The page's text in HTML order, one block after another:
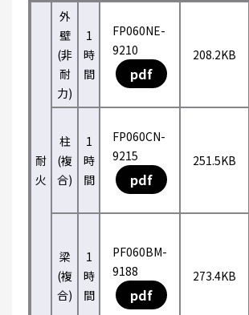
耐
火
外
壁
(非
耐
力)
1
時
間
FP060NE-
9210
pdf
208.2KB
柱
(複
合)
1
時
間
FP060CN-
9215
pdf
251.5KB
梁
(複
合)
1
時
間
PF060BM-
9188
pdf
273.4KB